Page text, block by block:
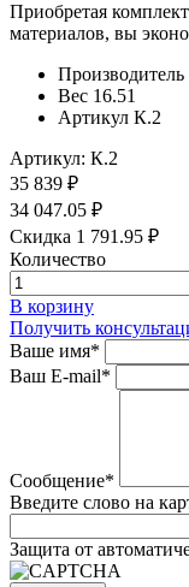
Приобретая
материалов, вы
Производитель
Вес 16.51
Артикул К.2
Артикул: К.2
35 839 ₽
34 047.05 ₽
Скидка 1 791.95 ₽
Количество
В корзину
Получить
Ваше имя*
Ваш E-mail*
Сообщение*
Введите слово на
Защита от